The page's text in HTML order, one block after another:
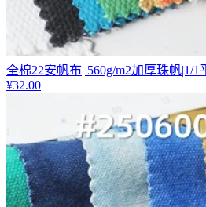
全棉22安帆布| 560g/m2加厚珠帆|1/
¥32.00